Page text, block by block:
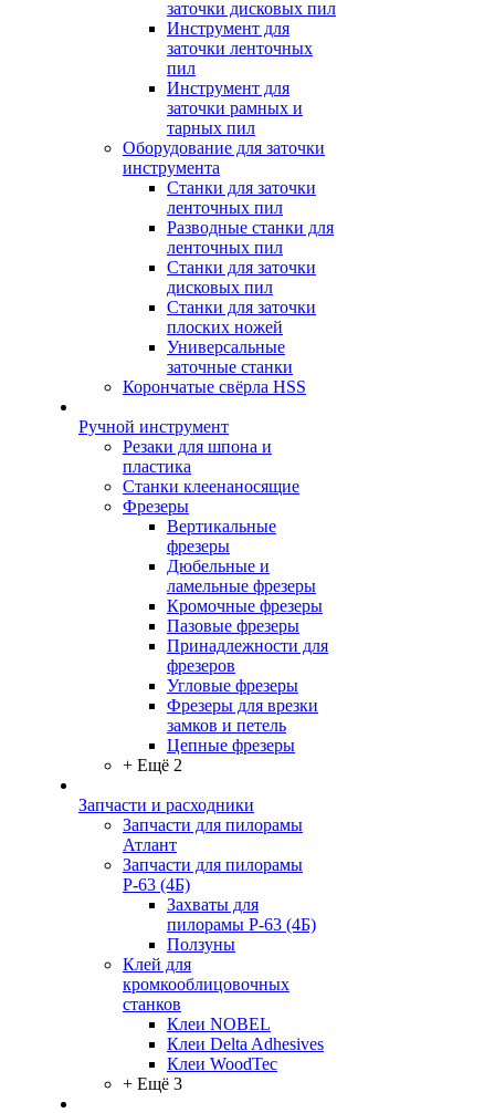
заточки дисковых пил
Инструмент для
заточки ленточных
пил
Инструмент для
заточки рамных и
тарных пил
Оборудование для заточки
инструмента
Станки для заточки
ленточных пил
Разводные станки для
ленточных пил
Станки для заточки
дисковых пил
Станки для заточки
плоских ножей
Универсальные
заточные станки
Корончатые свёрла HSS
Ручной инструмент
Резаки для шпона и
пластика
Станки клеенаносящие
Фрезеры
Вертикальные
фрезеры
Дюбельные и
ламельные фрезеры
Кромочные фрезеры
Пазовые фрезеры
Принадлежности для
фрезеров
Угловые фрезеры
Фрезеры для врезки
замков и петель
Цепные фрезеры
+ Ещё 2
Запчасти и расходники
Запчасти для пилорамы
Атлант
Запчасти для пилорамы
Р-63 (4Б)
Захваты для
пилорамы Р-63 (4Б)
Ползуны
Клей для
кромкооблицовочных
станков
Клеи NOBEL
Клеи Delta Adhesives
Клеи WoodTec
+ Ещё 3